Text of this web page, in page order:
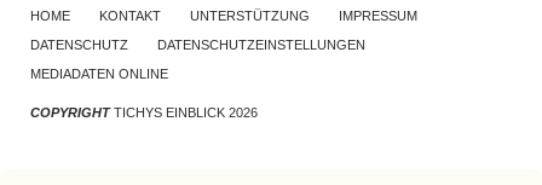
HOME KONTAKT UNTERSTÜTZUNG
IMPRESSUM
DATENSCHUTZ
DATENSCHUTZEINSTELLUNGEN
MEDIADATEN ONLINE
COPYRIGHTTICHYS EINBLICK 2026